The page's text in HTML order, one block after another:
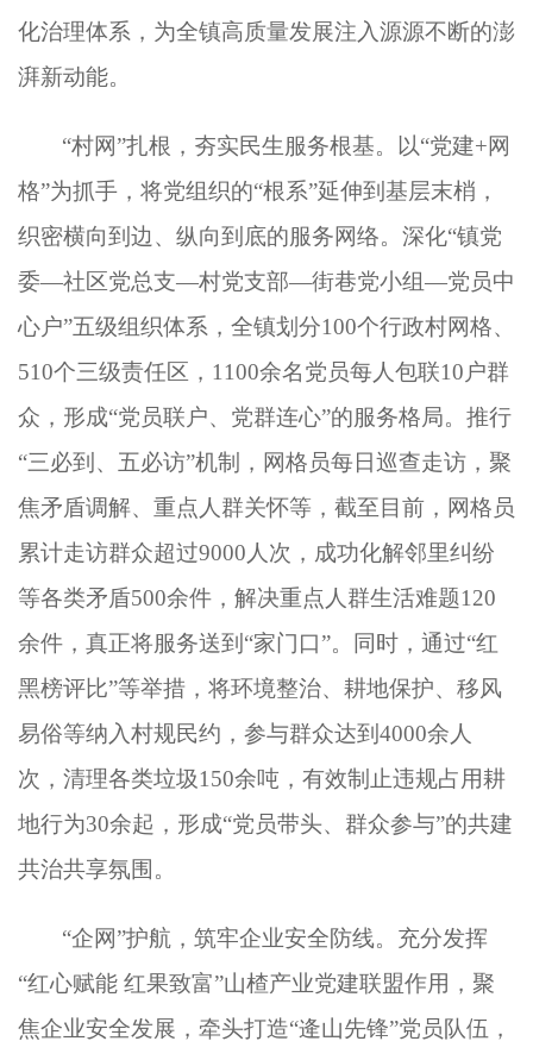
化治理体系，为全镇高质量发展注入源源不断的澎
湃新动能。
“村网”扎根，夯实民生服务根基。 以“党建+网
格”为抓手，将党组织的“根系”延伸到基层末梢，
织密横向到边、纵向到底的服务网络。深化“镇党
委—社区党总支—村党支部—街巷党小组—党员中
心户”五级组织体系，全镇划分100个行政村网格、
510个三级责任区，1100余名党员每人包联10户群
众，形成“党员联户、党群连心”的服务格局。推行
“三必到、五必访”机制，网格员每日巡查走访，聚
焦矛盾调解、重点人群关怀等，截至目前，网格员
累计走访群众超过9000人次，成功化解邻里纠纷
等各类矛盾500余件，解决重点人群生活难题120
余件，真正将服务送到“家门口”。同时，通过“红
黑榜评比”等举措，将环境整治、耕地保护、移风
易俗等纳入村规民约，参与群众达到4000余人
次，清理各类垃圾150余吨，有效制止违规占用耕
地行为30余起，形成“党员带头、群众参与”的共建
共治共享氛围。
“企网”护航，筑牢企业安全防线。 充分发挥
“红心赋能 红果致富”山楂产业党建联盟作用，聚
焦企业安全发展，牵头打造“逄山先锋”党员队伍，